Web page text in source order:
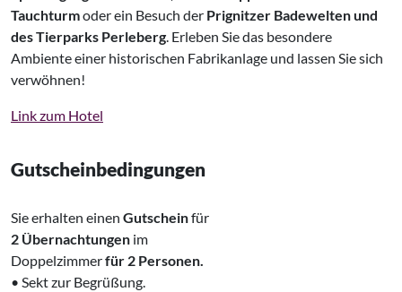
Tauchturmoder ein Besuch der Prignitzer Badewelten und
des Tierparks Perleberg . Erleben Sie das besondere
Ambiente einer historischen Fabrikanlage und lassen Sie sich
verwöhnen!
Link zum Hotel
Gutscheinbedingungen
Sie erhalten einen Gutscheinfür
2 Übernachtungen im
Doppelzimmerfür 2 Personen.
• Sekt zur Begrüßung.